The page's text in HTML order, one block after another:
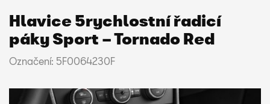
Hlavice 5rychlostní řadicí
páky Sport – Tornado Red
Označení: 5F0064230F